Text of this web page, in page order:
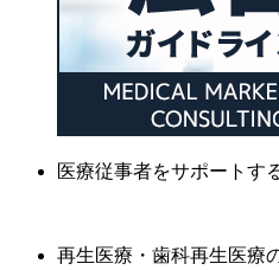
医療従事者をサポートす
再生医療・歯科再生医療